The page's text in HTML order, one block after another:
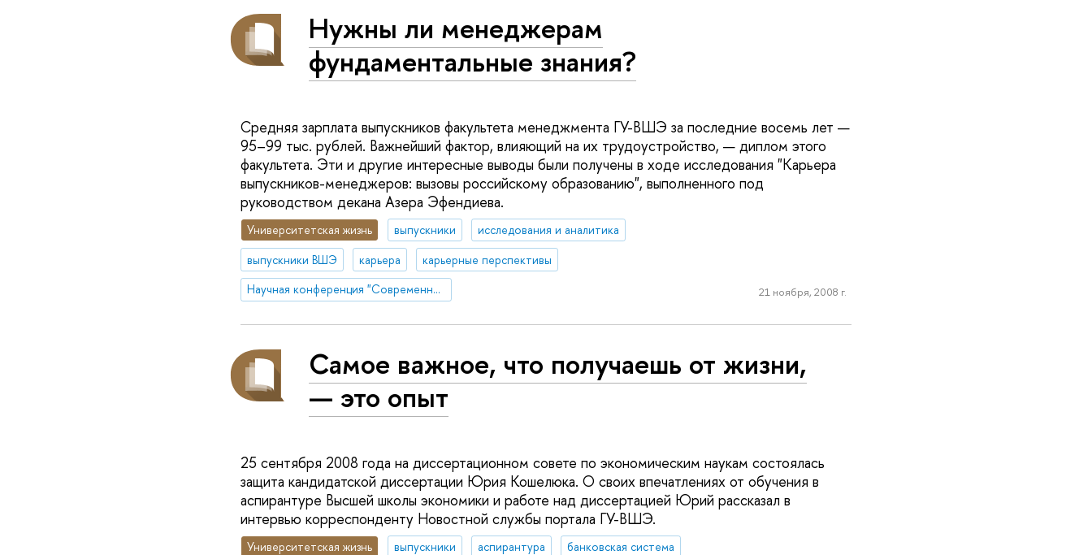
Нужны ли менеджерам
фундаментальные знания?
Средняя зарплата выпускников факультета менеджмента ГУ-ВШЭ за последние восемь лет —
95–99 тыс. рублей. Важнейший фактор, влияющий на их трудоустройство, — диплом этого
факультета. Эти и другие интересные выводы были получены в ходе исследования "Карьера
выпускников-менеджеров: вызовы российскому образованию", выполненного под
руководством декана Азера Эфендиева.
Университетская жизнь выпускники
исследования и аналитика
выпускники ВШЭ
карьера
карьерные перспективы
Научная конференция "Современный менеджмент: проблемы, гипотезы, исследования"
21 ноября, 2008 г.
Самое важное, что получаешь от жизни,
— это опыт
25 сентября 2008 года на диссертационном совете по экономическим наукам состоялась
защита кандидатской диссертации Юрия Кошелюка. О своих впечатлениях от обучения в
аспирантуре Высшей школы экономики и работе над диссертацией Юрий рассказал в
интервью корреспонденту Новостной службы портала ГУ-ВШЭ.
Университетская жизнь выпускники аспирантура
банковская система